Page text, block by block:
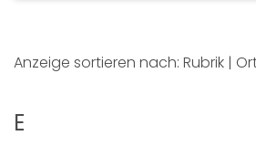
Anzeige sortieren nach: Rubrik |
E